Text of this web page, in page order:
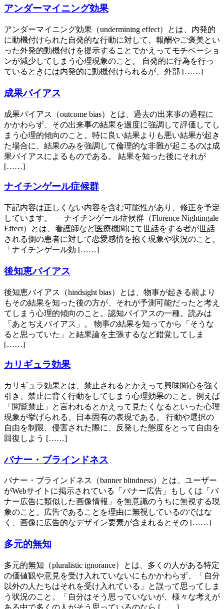
アンダーマイニング効果
アンダーマイニング効果（undermining effect）とは、内発的
に動機付けられた自発的な行動に対して、報酬やご褒美とい
った外発的動機付けを提示することでかえってモチベーショ
ンが減少してしまう心理現象のこと。 自発的に行為を行っ
ているときには内発的に動機付けられるが、外部 [……]
成果バイアス
成果バイアス（outcome bias）とは、過去の出来事の過程に
かかわらず、その出来事の結果を過度に強調して評価してし
まう心理的傾向のこと。特に良い結果よりも悪い結果が起き
た場合に、結果のみを強調して倫理的な非難が起こるのは成
果バイアスによるものである。 結果を知った後にそれが
[……]
ナイチンゲール症候群
下記内容は正しくない内容を含む可能性があり、修正を予定
しています。 — ナイチンゲール症候群（Florence Nightingale
Effect）とは、看護師など医療機関にて世話をする者が世話
される側の患者に対して恋愛感情を抱く現象や状況のこと。
「ナイチンゲール効 [……]
後知恵バイアス
後知恵バイアス（hindsight bias）とは、物事が起きる前より
もその結果を知った後の方が、それが予測可能だったと考え
てしまう心理的傾向のこと。認知バイアスの一種。読みは
「あとぢえバイアス」。 物事の結果を知ってから「そうな
ると思っていた」と結果論を主張するなど錯覚してしま
[……]
カリギュラ効果
カリギュラ効果とは、禁止されるとかえって興味関心を強く
引き、禁止に背く行動をしてしまう心理効果のこと。例えば
「閲覧禁止」と言われるとかえって見たくなるといった心理
現象が挙げられる。日本固有の表現である。 行動や選択の
自由を制限、侵害された際に、反発した態度をとって自由を
回復しよう [……]
バナー・ブラインドネス
バナー・ブラインドネス（banner blindness）とは、ユーザー
がWebサイトに掲示されている「バナー広告」もしくは「バ
ナー広告に類似した画像情報」を無意識のうちに無視する現
象のこと。広告であることを理由に無視しているのではな
く、画像に広告的なデザイン要素が含まれるとその [……]
多元的無知
多元的無知（pluralistic ignorance）とは、多くの人がある特定
の価値観や意見を受け入れていないにもかかわらず、「自分
以外の人たちはそれを受け入れている」と誤って思ってしま
う状況のこと。「自分はそう思っていないが、様々な考えが
ある中で多くの人がそう思っているのなら [……]